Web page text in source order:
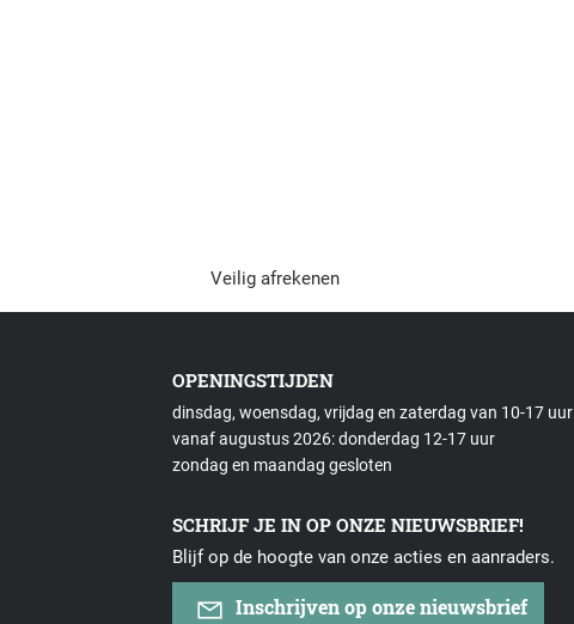
Veilig afrekenen
OPENINGSTIJDEN
dinsdag, woensdag, vrijdag en zaterdag van 10-17 uur
vanaf augustus 2026: donderdag 12-17 uur
zondag en maandag gesloten
SCHRIJF JE IN OP ONZE NIEUWSBRIEF!
Blijf op de hoogte van onze acties en aanraders.
Inschrijven op onze nieuwsbrief